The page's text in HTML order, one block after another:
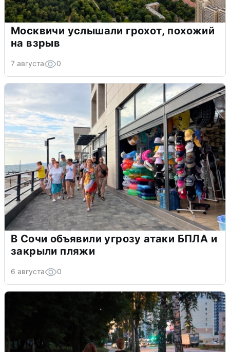
Москвичи услышали грохот, похожий
на взрыв
7 августа 0
В Сочи объявили угрозу атаки БПЛА и
закрыли пляжи
6 августа 0